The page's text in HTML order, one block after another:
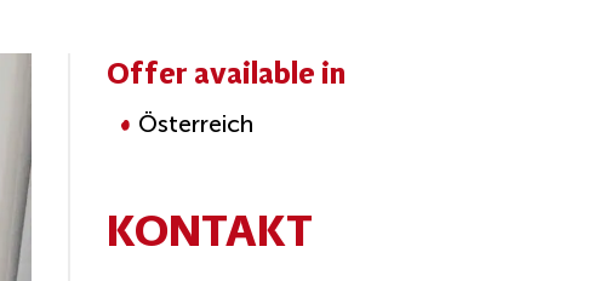
Offer available in
Österreich
KONTAKT